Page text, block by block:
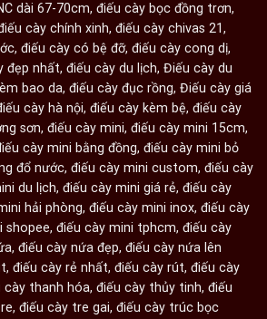
dài 67-70cm, điếu cày bọc đồng trơn,
cày chính xinh, điếu cày chivas 21,
, điếu cày có bệ đỡ, điếu cày cong dị,
đẹp nhất, điếu cày du lịch, Điếu cày du
bao da, điếu cày đục rồng, Điếu cày giá
cày hà nội, điếu cày kèm bệ, điếu cày
sơn, điếu cày mini, điếu cày mini 15cm,
cày mini bằng đồng, điếu cày mini bỏ
đổ nước, điếu cày mini custom, điếu cày
du lịch, điếu cày mini giá rẻ, điếu cày
hải phòng, điếu cày mini inox, điếu cày
shopee, điếu cày mini tphcm, điếu cày
, điếu cày nứa đẹp, điếu cày nứa lên
, điếu cày rẻ nhất, điếu cày rút, điếu cày
cày thanh hóa, điếu cày thủy tinh, điếu
, điếu cày tre gai, điếu cày trúc bọc